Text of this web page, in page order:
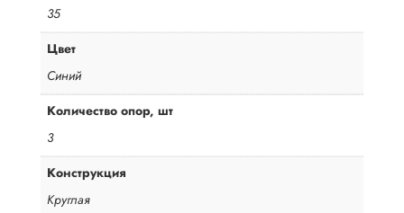
35
Цвет
Синий
Количество опор, шт
3
Конструкция
Круглая